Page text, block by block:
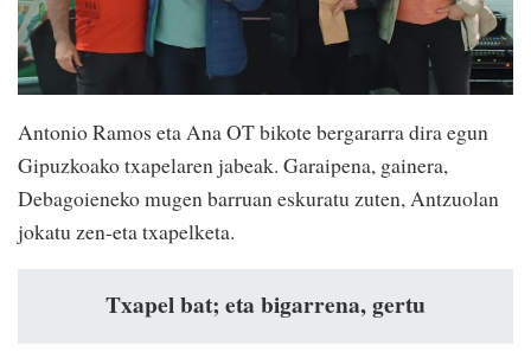
Antonio Ramos eta Ana OT bikote bergararra dira egun
Gipuzkoako txapelaren jabeak. Garaipena, gainera,
Debagoieneko mugen barruan eskuratu zuten, Antzuolan
jokatu zen-eta txapelketa.
Txapel bat; eta bigarrena, gertu